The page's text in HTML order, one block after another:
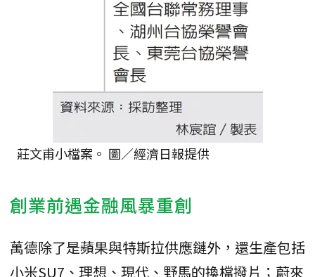
莊文甫小檔案。 圖／經濟日報提供
創業前遇金融風暴重創
萬德除了是蘋果與特斯拉供應鏈外，還生產包括
小米SU7、理想、現代、野馬的換檔撥片；蔚來